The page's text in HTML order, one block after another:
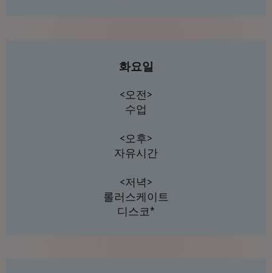
화요일
<오전>
수업
<오후>
자유시간
<저녁>
롤러스케이트
디스코*